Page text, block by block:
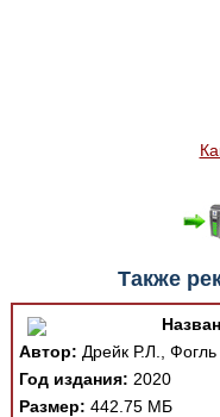
Также
Автор: Дрейк Р.Л.,
Год издания: 2020
Размер: 442.75 МБ